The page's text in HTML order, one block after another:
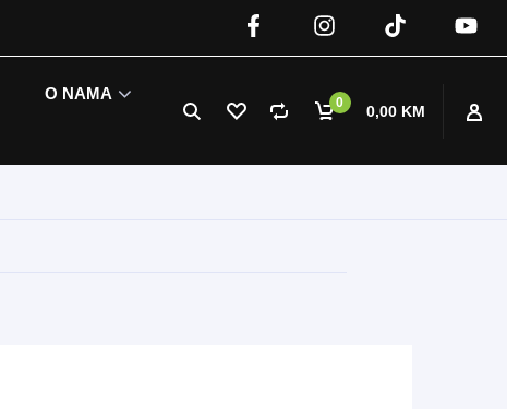
0 0,00 KM
O NAMA